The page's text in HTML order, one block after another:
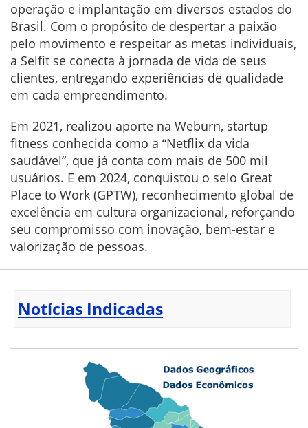
operação e implantação em diversos estados do
Brasil. Com o propósito de despertar a paixão
pelo movimento e respeitar as metas individuais,
a Selfit se conecta à jornada de vida de seus
clientes, entregando experiências de qualidade
em cada empreendimento.
Em 2021, realizou aporte na Weburn, startup
fitness conhecida como a “Netflix da vida
saudável”, que já conta com mais de 500 mil
usuários. E em 2024, conquistou o selo Great
Place to Work (GPTW), reconhecimento global de
excelência em cultura organizacional, reforçando
seu compromisso com inovação, bem-estar e
valorização de pessoas.
Notícias Indicadas